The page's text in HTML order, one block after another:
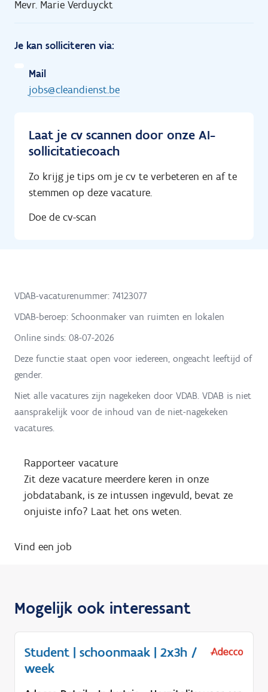
Mevr. Marie Verduyckt
Je kan solliciteren via:
Mail
jobs@cleandienst.be
Laat je cv scannen door onze AI-
sollicitatiecoach
Zo krijg je tips om je cv te verbeteren en af te
stemmen op deze vacature.
Doe de cv-scan
VDAB-vacaturenummer: 74123077
VDAB-beroep: Schoonmaker van ruimten en lokalen
Online sinds: 08-07-2026
Deze functie staat open voor iedereen, ongeacht leeftijd of
gender.
Niet alle vacatures zijn nagekeken door VDAB. VDAB is niet
aansprakelijk voor de inhoud van de niet-nagekeken
vacatures.
Rapporteer vacature
Zit deze vacature meerdere keren in onze
jobdatabank, is ze intussen ingevuld, bevat ze
onjuiste info? Laat het ons weten.
Vind een job
Mogelijk ook interessant
Student | schoonmaak | 2x3h /
week